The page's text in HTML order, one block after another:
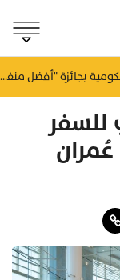
منذ ١٦ ساعة محافظ الظاهرة يُكرّم 3 جهات حكومية بجائزة "أفضل منفذ تقديم خدمة" لعام 2025
للسفر